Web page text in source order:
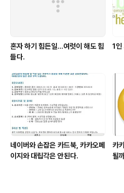
혼자 하기 힘든일…여럿이 해도 힘
들다.
1인
네이버와 손잡은 카드북, 카카오페
이지와 대립각은 안된다.
카
될